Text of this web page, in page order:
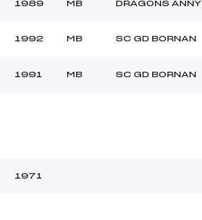
1989 MB DRAGONS ANNY
1992 MB SC GD BORNAN
1991 MB SC GD BORNAN
1971